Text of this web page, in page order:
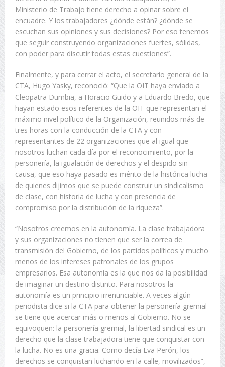
Ministerio de Trabajo tiene derecho a opinar sobre el
encuadre. Y los trabajadores ¿dónde están? ¿dónde se
escuchan sus opiniones y sus decisiones? Por eso tenemos
que seguir construyendo organizaciones fuertes, sólidas,
con poder para discutir todas estas cuestiones”.
Finalmente, y para cerrar el acto, el secretario general de la
CTA, Hugo Yasky, reconoció: “Que la OIT haya enviado a
Cleopatra Dumbia, a Horacio Guido y a Eduardo Bredo, que
hayan estado esos referentes de la OIT que representan el
máximo nivel político de la Organización, reunidos más de
tres horas con la conducción de la CTA y con
representantes de 22 organizaciones que al igual que
nosotros luchan cada día por el reconocimiento, por la
personería, la igualación de derechos y el despido sin
causa, que eso haya pasado es mérito de la histórica lucha
de quienes dijimos que se puede construir un sindicalismo
de clase, con historia de lucha y con presencia de
compromiso por la distribución de la riqueza”.
“Nosotros creemos en la autonomía. La clase trabajadora
y sus organizaciones no tienen que ser la correa de
transmisión del Gobierno, de los partidos políticos y mucho
menos de los intereses patronales de los grupos
empresarios. Esa autonomía es la que nos da la posibilidad
de imaginar un destino distinto. Para nosotros la
autonomía es un principio irrenunciable. A veces algún
periodista dice si la CTA para obtener la personería gremial
se tiene que acercar más o menos al Gobierno. No se
equivoquen: la personería gremial, la libertad sindical es un
derecho que la clase trabajadora tiene que conquistar con
la lucha. No es una gracia. Como decía Eva Perón, los
derechos se conquistan luchando en la calle, movilizados”,